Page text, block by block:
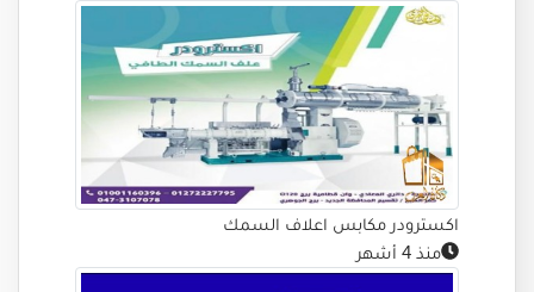
اكسترودر مكابس اعلاف السمك
منذ 4 أشهر